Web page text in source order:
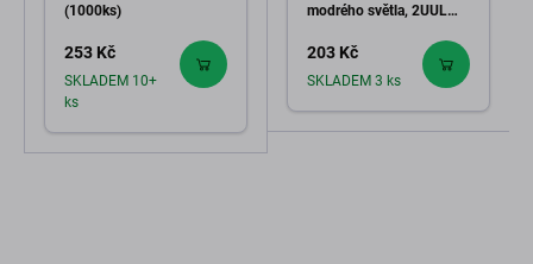
(1000ks)
253 Kč
SKLADEM 10+
ks
modrého světla, 2UUL
203 Kč
SKLADEM 3 ks